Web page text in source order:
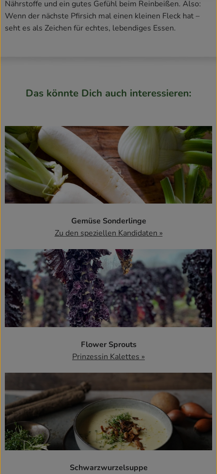
Nährstoffe und ein gutes Gefühl beim Reinbeißen. Also:
Wenn der nächste Pfirsich mal einen kleinen Fleck hat –
seht es als Zeichen für echtes, lebendiges Essen.
Das könnte Dich auch interessieren:
Gemüse Sonderlinge
Zu den speziellen Kandidaten »
Flower Sprouts
Prinzessin Kalettes »
Schwarzwurzelsuppe